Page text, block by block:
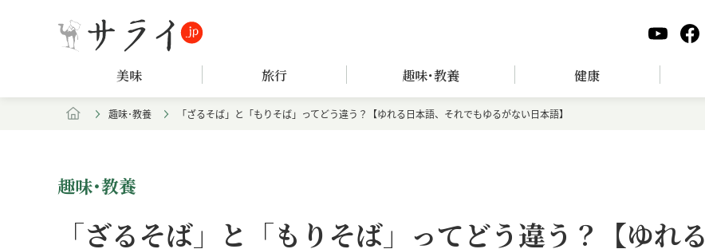
美味 旅行 趣味･教養 健康
趣味･教養 「ざるそば」と「もりそば」ってどう違う？【ゆれる日本語、それでもゆるがない日本語】
趣味･教養
「ざるそば」と「もりそば」ってどう違う？【ゆれる